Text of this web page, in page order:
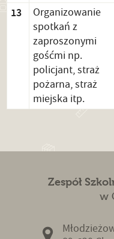
13
Organizowanie
spotkań z
zaproszonymi
gośćmi np.
policjant, straż
pożarna, straż
miejska itp.
Zespół
w